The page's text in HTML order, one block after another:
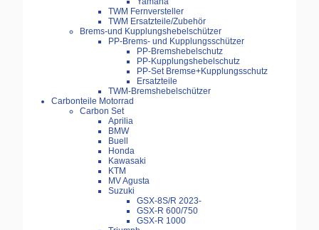
TWM Fernversteller
TWM Ersatzteile/Zubehör
Brems-und Kupplungshebelschützer
PP-Brems- und Kupplungsschützer
PP-Bremshebelschutz
PP-Kupplungshebelschutz
PP-Set Bremse+Kupplungsschutz
Ersatzteile
TWM-Bremshebelschützer
Carbonteile Motorrad
Carbon Set
Aprilia
BMW
Buell
Honda
Kawasaki
KTM
MV Agusta
Suzuki
GSX-8S/R 2023-
GSX-R 600/750
GSX-R 1000